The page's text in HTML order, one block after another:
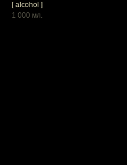
[ alcohol ]
1 000 мл.